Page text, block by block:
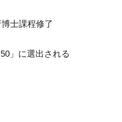
士課程修了
」に選出される